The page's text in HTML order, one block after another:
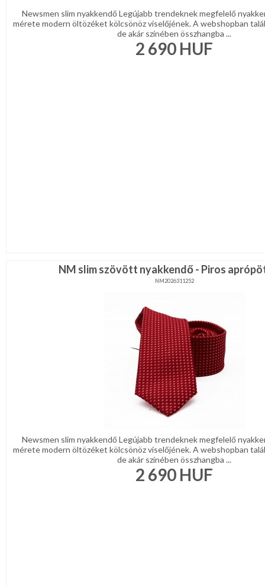
Newsmen slim nyakkendő Legújabb trendeknek megfelelő
mérete modern öltözéket kölcsönöz viselőjének. A webshopban
de akár színében összhangba ...
2 690 HUF
NM slim szövött nyakkendő - Piros
NM2026311252
Newsmen slim nyakkendő Legújabb trendeknek megfelelő
mérete modern öltözéket kölcsönöz viselőjének. A webshopban
de akár színében összhangba ...
2 690 HUF